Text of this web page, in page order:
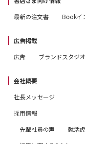
最新の注文書
Bookイ
広告掲載
広告
ブランドスタジオ
会社概要
社長メッセージ
採用情報
先輩社員の声
就活